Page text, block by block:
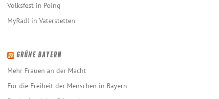
Volksfest in Poing
MyRadl in Vaterstetten
GRÜNE BAYERN
Mehr Frauen an der Macht
Für die Freiheit der Menschen in Bayern